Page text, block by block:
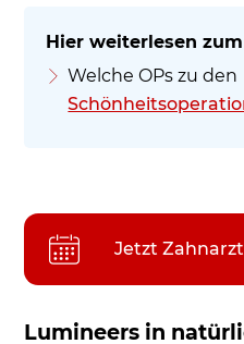
Welche OPs zu den
Jetzt
Lumineers in